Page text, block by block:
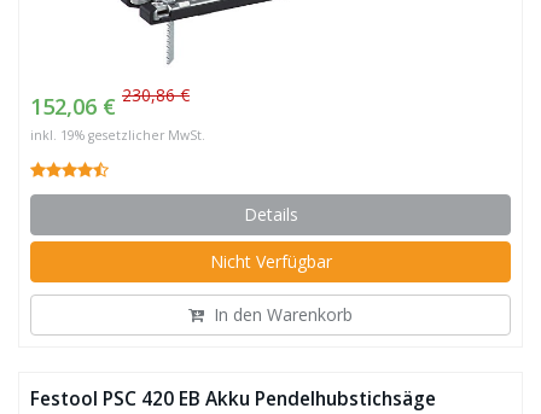
152,06 € 230,86 €
inkl. 19% gesetzlicher MwSt.
Details
Nicht Verfügbar
In den Warenkorb
Festool PSC 420 EB Akku Pendelhubstichsäge